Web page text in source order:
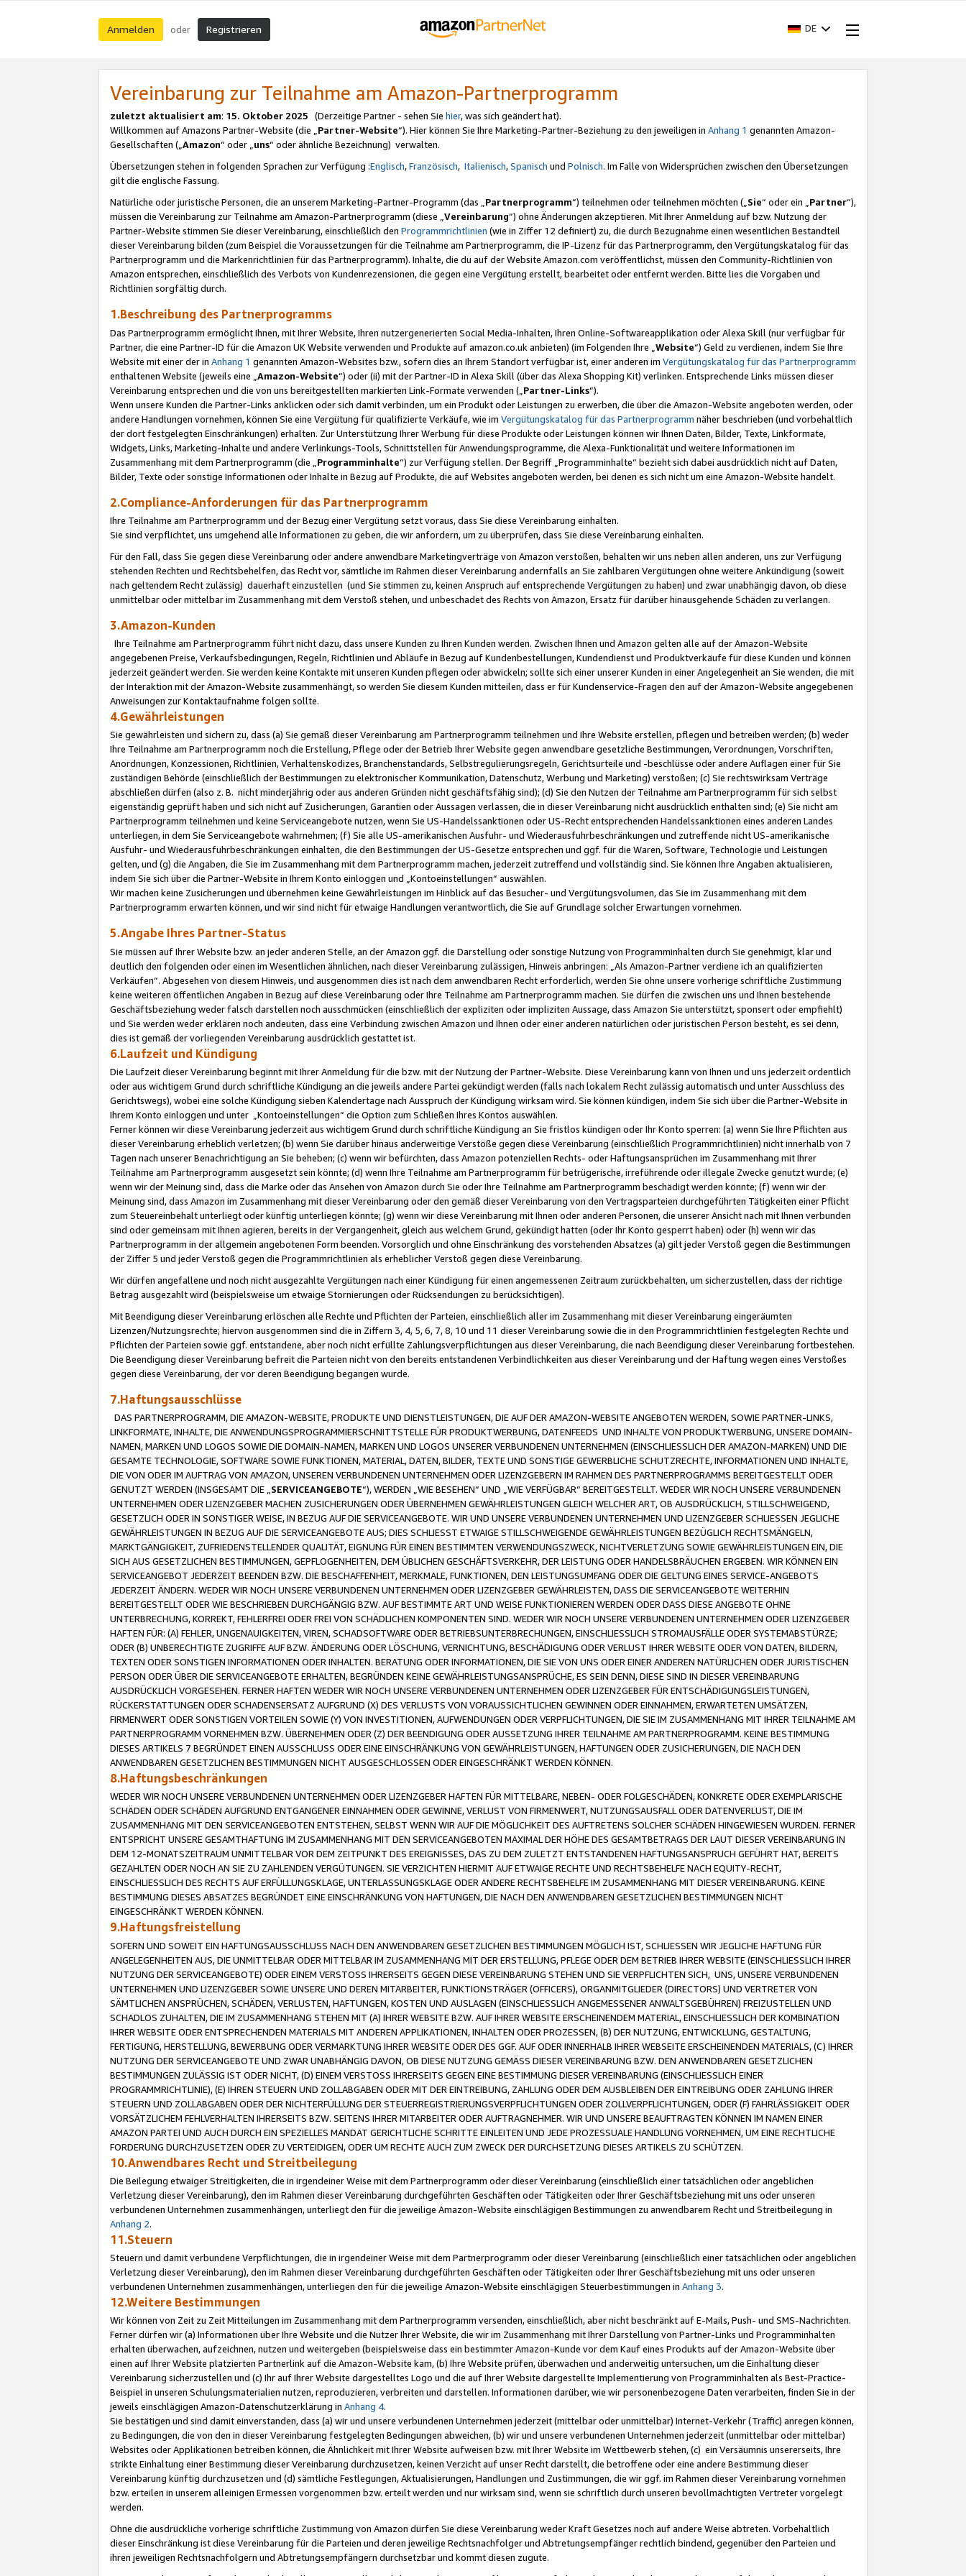
Anmelden oder Registrieren DE
Vereinbarung zur Teilnahme am Amazon-Partnerprogramm
zuletzt aktualisiert am: 15. Oktober 2025 (Derzeitige Partner - sehen Sie hier, was sich geändert hat).
Willkommen auf Amazons Partner-Website (die „Partner-Website“). Hier können Sie Ihre Marketing-Partner-Beziehung zu den jeweiligen in Anhang 1 genannten Amazon-
Gesellschaften („Amazon“ oder „uns“ oder ähnliche Bezeichnung) verwalten.
Übersetzungen stehen in folgenden Sprachen zur Verfügung :Englisch,Französisch, Italienisch,Spanisch und Polnisch. Im Falle von Widersprüchen zwischen den Übersetzungen
gilt die englische Fassung.
Natürliche oder juristische Personen, die an unserem Marketing-Partner-Programm (das „Partnerprogramm“) teilnehmen oder teilnehmen möchten („Sie“ oder ein „Partner“),
müssen die Vereinbarung zur Teilnahme am Amazon-Partnerprogramm (diese „Vereinbarung“) ohne Änderungen akzeptieren. Mit Ihrer Anmeldung auf bzw. Nutzung der
Partner-Website stimmen Sie dieser Vereinbarung, einschließlich den Programmrichtlinien (wie in Ziffer 12 definiert) zu, die durch Bezugnahme einen wesentlichen Bestandteil
dieser Vereinbarung bilden (zum Beispiel die Voraussetzungen für die Teilnahme am Partnerprogramm, die IP-Lizenz für das Partnerprogramm, den Vergütungskatalog für das
Partnerprogramm und die Markenrichtlinien für das Partnerprogramm). Inhalte, die du auf der Website Amazon.com veröffentlichst, müssen den Community-Richtlinien von
Amazon entsprechen, einschließlich des Verbots von Kundenrezensionen, die gegen eine Vergütung erstellt, bearbeitet oder entfernt werden. Bitte lies die Vorgaben und
Richtlinien sorgfältig durch.
1.Beschreibung des Partnerprogramms
Das Partnerprogramm ermöglicht Ihnen, mit Ihrer Website, Ihren nutzergenerierten Social Media-Inhalten, Ihren Online-Softwareapplikation oder Alexa Skill (nur verfügbar für
Partner, die eine Partner-ID für die Amazon UK Website verwenden und Produkte auf amazon.co.uk anbieten) (im Folgenden Ihre „ Website“) Geld zu verdienen, indem Sie Ihre
Website mit einer der in Anhang 1 genannten Amazon-Websites bzw., sofern dies an Ihrem Standort verfügbar ist, einer anderen im Vergütungskatalog für das Partnerprogramm
enthaltenen Website (jeweils eine „ Amazon-Website“) oder (ii) mit der Partner-ID in Alexa Skill (über das Alexa Shopping Kit) verlinken. Entsprechende Links müssen dieser
Vereinbarung entsprechen und die von uns bereitgestellten markierten Link-Formate verwenden („ Partner-Links“).
Wenn unsere Kunden die Partner-Links anklicken oder sich damit verbinden, um ein Produkt oder Leistungen zu erwerben, die über die Amazon-Website angeboten werden, oder
andere Handlungen vornehmen, können Sie eine Vergütung für qualifizierte Verkäufe, wie im Vergütungskatalog für das Partnerprogramm näher beschrieben (und vorbehaltlich
der dort festgelegten Einschränkungen) erhalten. Zur Unterstützung Ihrer Werbung für diese Produkte oder Leistungen können wir Ihnen Daten, Bilder, Texte, Linkformate,
Widgets, Links, Marketing-Inhalte und andere Verlinkungs-Tools, Schnittstellen für Anwendungsprogramme, die Alexa-Funktionalität und weitere Informationen im
Zusammenhang mit dem Partnerprogramm (die „ Programminhalte“) zur Verfügung stellen. Der Begriff „Programminhalte“ bezieht sich dabei ausdrücklich nicht auf Daten,
Bilder, Texte oder sonstige Informationen oder Inhalte in Bezug auf Produkte, die auf Websites angeboten werden, bei denen es sich nicht um eine Amazon-Website handelt.
2.Compliance-Anforderungen für das Partnerprogramm
Ihre Teilnahme am Partnerprogramm und der Bezug einer Vergütung setzt voraus, dass Sie diese Vereinbarung einhalten.
Sie sind verpflichtet, uns umgehend alle Informationen zu geben, die wir anfordern, um zu überprüfen, dass Sie diese Vereinbarung einhalten.
Für den Fall, dass Sie gegen diese Vereinbarung oder andere anwendbare Marketingverträge von Amazon verstoßen, behalten wir uns neben allen anderen, uns zur Verfügung
stehenden Rechten und Rechtsbehelfen, das Recht vor, sämtliche im Rahmen dieser Vereinbarung andernfalls an Sie zahlbaren Vergütungen ohne weitere Ankündigung (soweit
nach geltendem Recht zulässig) dauerhaft einzustellen (und Sie stimmen zu, keinen Anspruch auf entsprechende Vergütungen zu haben) und zwar unabhängig davon, ob diese
unmittelbar oder mittelbar im Zusammenhang mit dem Verstoß stehen, und unbeschadet des Rechts von Amazon, Ersatz für darüber hinausgehende Schäden zu verlangen.
3.Amazon-Kunden
Ihre Teilnahme am Partnerprogramm führt nicht dazu, dass unsere Kunden zu Ihren Kunden werden. Zwischen Ihnen und Amazon gelten alle auf der Amazon-Website
angegebenen Preise, Verkaufsbedingungen, Regeln, Richtlinien und Abläufe in Bezug auf Kundenbestellungen, Kundendienst und Produktverkäufe für diese Kunden und können
jederzeit geändert werden. Sie werden keine Kontakte mit unseren Kunden pflegen oder abwickeln; sollte sich einer unserer Kunden in einer Angelegenheit an Sie wenden, die mit
der Interaktion mit der Amazon-Website zusammenhängt, so werden Sie diesem Kunden mitteilen, dass er für Kundenservice-Fragen den auf der Amazon-Website angegebenen
Anweisungen zur Kontaktaufnahme folgen sollte.
4.Gewährleistungen
Sie gewährleisten und sichern zu, dass (a) Sie gemäß dieser Vereinbarung am Partnerprogramm teilnehmen und Ihre Website erstellen, pflegen und betreiben werden; (b) weder
Ihre Teilnahme am Partnerprogramm noch die Erstellung, Pflege oder der Betrieb Ihrer Website gegen anwendbare gesetzliche Bestimmungen, Verordnungen, Vorschriften,
Anordnungen, Konzessionen, Richtlinien, Verhaltenskodizes, Branchenstandards, Selbstregulierungsregeln, Gerichtsurteile und -beschlüsse oder andere Auflagen einer für Sie
zuständigen Behörde (einschließlich der Bestimmungen zu elektronischer Kommunikation, Datenschutz, Werbung und Marketing) verstoßen; (c) Sie rechtswirksam Verträge
abschließen dürfen (also z. B. nicht minderjährig oder aus anderen Gründen nicht geschäftsfähig sind); (d) Sie den Nutzen der Teilnahme am Partnerprogramm für sich selbst
eigenständig geprüft haben und sich nicht auf Zusicherungen, Garantien oder Aussagen verlassen, die in dieser Vereinbarung nicht ausdrücklich enthalten sind; (e) Sie nicht am
Partnerprogramm teilnehmen und keine Serviceangebote nutzen, wenn Sie US-Handelssanktionen oder US-Recht entsprechenden Handelssanktionen eines anderen Landes
unterliegen, in dem Sie Serviceangebote wahrnehmen; (f) Sie alle US-amerikanischen Ausfuhr- und Wiederausfuhrbeschränkungen und zutreffende nicht US-amerikanische
Ausfuhr- und Wiederausfuhrbeschränkungen einhalten, die den Bestimmungen der US-Gesetze entsprechen und ggf. für die Waren, Software, Technologie und Leistungen
gelten, und (g) die Angaben, die Sie im Zusammenhang mit dem Partnerprogramm machen, jederzeit zutreffend und vollständig sind. Sie können Ihre Angaben aktualisieren,
indem Sie sich über die Partner-Website in Ihrem Konto einloggen und „Kontoeinstellungen“ auswählen.
Wir machen keine Zusicherungen und übernehmen keine Gewährleistungen im Hinblick auf das Besucher- und Vergütungsvolumen, das Sie im Zusammenhang mit dem
Partnerprogramm erwarten können, und wir sind nicht für etwaige Handlungen verantwortlich, die Sie auf Grundlage solcher Erwartungen vornehmen.
5.Angabe Ihres Partner-Status
Sie müssen auf Ihrer Website bzw. an jeder anderen Stelle, an der Amazon ggf. die Darstellung oder sonstige Nutzung von Programminhalten durch Sie genehmigt, klar und
deutlich den folgenden oder einen im Wesentlichen ähnlichen, nach dieser Vereinbarung zulässigen, Hinweis anbringen: „Als Amazon-Partner verdiene ich an qualifizierten
Verkäufen“. Abgesehen von diesem Hinweis, und ausgenommen dies ist nach dem anwendbaren Recht erforderlich, werden Sie ohne unsere vorherige schriftliche Zustimmung
keine weiteren öffentlichen Angaben in Bezug auf diese Vereinbarung oder Ihre Teilnahme am Partnerprogramm machen. Sie dürfen die zwischen uns und Ihnen bestehende
Geschäftsbeziehung weder falsch darstellen noch ausschmücken (einschließlich der expliziten oder impliziten Aussage, dass Amazon Sie unterstützt, sponsert oder empfiehlt)
und Sie werden weder erklären noch andeuten, dass eine Verbindung zwischen Amazon und Ihnen oder einer anderen natürlichen oder juristischen Person besteht, es sei denn,
dies ist gemäß der vorliegenden Vereinbarung ausdrücklich gestattet ist.
6.Laufzeit und Kündigung
Die Laufzeit dieser Vereinbarung beginnt mit Ihrer Anmeldung für die bzw. mit der Nutzung der Partner-Website. Diese Vereinbarung kann von Ihnen und uns jederzeit ordentlich
oder aus wichtigem Grund durch schriftliche Kündigung an die jeweils andere Partei gekündigt werden (falls nach lokalem Recht zulässig automatisch und unter Ausschluss des
Gerichtswegs), wobei eine solche Kündigung sieben Kalendertage nach Ausspruch der Kündigung wirksam wird. Sie können kündigen, indem Sie sich über die Partner-Website in
Ihrem Konto einloggen und unter „Kontoeinstellungen“ die Option zum Schließen Ihres Kontos auswählen.
Ferner können wir diese Vereinbarung jederzeit aus wichtigem Grund durch schriftliche Kündigung an Sie fristlos kündigen oder Ihr Konto sperren: (a) wenn Sie Ihre Pflichten aus
dieser Vereinbarung erheblich verletzen; (b) wenn Sie darüber hinaus anderweitige Verstöße gegen diese Vereinbarung (einschließlich Programmrichtlinien) nicht innerhalb von 7
Tagen nach unserer Benachrichtigung an Sie beheben; (c) wenn wir befürchten, dass Amazon potenziellen Rechts- oder Haftungsansprüchen im Zusammenhang mit Ihrer
Teilnahme am Partnerprogramm ausgesetzt sein könnte; (d) wenn Ihre Teilnahme am Partnerprogramm für betrügerische, irreführende oder illegale Zwecke genutzt wurde; (e)
wenn wir der Meinung sind, dass die Marke oder das Ansehen von Amazon durch Sie oder Ihre Teilnahme am Partnerprogramm beschädigt werden könnte; (f) wenn wir der
Meinung sind, dass Amazon im Zusammenhang mit dieser Vereinbarung oder den gemäß dieser Vereinbarung von den Vertragsparteien durchgeführten Tätigkeiten einer Pflicht
zum Steuereinbehalt unterliegt oder künftig unterliegen könnte; (g) wenn wir diese Vereinbarung mit Ihnen oder anderen Personen, die unserer Ansicht nach mit Ihnen verbunden
sind oder gemeinsam mit Ihnen agieren, bereits in der Vergangenheit, gleich aus welchem Grund, gekündigt hatten (oder Ihr Konto gesperrt haben) oder (h) wenn wir das
Partnerprogramm in der allgemein angebotenen Form beenden. Vorsorglich und ohne Einschränkung des vorstehenden Absatzes (a) gilt jeder Verstoß gegen die Bestimmungen
der Ziffer 5 und jeder Verstoß gegen die Programmrichtlinien als erheblicher Verstoß gegen diese Vereinbarung.
Wir dürfen angefallene und noch nicht ausgezahlte Vergütungen nach einer Kündigung für einen angemessenen Zeitraum zurückbehalten, um sicherzustellen, dass der richtige
Betrag ausgezahlt wird (beispielsweise um etwaige Stornierungen oder Rücksendungen zu berücksichtigen).
Mit Beendigung dieser Vereinbarung erlöschen alle Rechte und Pflichten der Parteien, einschließlich aller im Zusammenhang mit dieser Vereinbarung eingeräumten
Lizenzen/Nutzungsrechte; hiervon ausgenommen sind die in Ziffern 3, 4, 5, 6, 7, 8, 10 und 11 dieser Vereinbarung sowie die in den Programmrichtlinien festgelegten Rechte und
Pflichten der Parteien sowie ggf. entstandene, aber noch nicht erfüllte Zahlungsverpflichtungen aus dieser Vereinbarung, die nach Beendigung dieser Vereinbarung fortbestehen.
Die Beendigung dieser Vereinbarung befreit die Parteien nicht von den bereits entstandenen Verbindlichkeiten aus dieser Vereinbarung und der Haftung wegen eines Verstoßes
gegen diese Vereinbarung, der vor deren Beendigung begangen wurde.
7.Haftungsausschlüsse
DAS PARTNERPROGRAMM, DIE AMAZON-WEBSITE, PRODUKTE UND DIENSTLEISTUNGEN, DIE AUF DER AMAZON-WEBSITE ANGEBOTEN WERDEN, SOWIE PARTNER-LINKS,
LINKFORMATE, INHALTE, DIE ANWENDUNGSPROGRAMMIERSCHNITTSTELLE FÜR PRODUKTWERBUNG, DATENFEEDS UND INHALTE VON PRODUKTWERBUNG, UNSERE DOMAIN-
NAMEN, MARKEN UND LOGOS SOWIE DIE DOMAIN-NAMEN, MARKEN UND LOGOS UNSERER VERBUNDENEN UNTERNEHMEN (EINSCHLIESSLICH DER AMAZON-MARKEN) UND DIE
GESAMTE TECHNOLOGIE, SOFTWARE SOWIE FUNKTIONEN, MATERIAL, DATEN, BILDER, TEXTE UND SONSTIGE GEWERBLICHE SCHUTZRECHTE, INFORMATIONEN UND INHALTE,
DIE VON ODER IM AUFTRAG VON AMAZON, UNSEREN VERBUNDENEN UNTERNEHMEN ODER LIZENZGEBERN IM RAHMEN DES PARTNERPROGRAMMS BEREITGESTELLT ODER
GENUTZT WERDEN (INSGESAMT DIE „ SERVICEANGEBOTE“), WERDEN „WIE BESEHEN“ UND „WIE VERFÜGBAR“ BEREITGESTELLT. WEDER WIR NOCH UNSERE VERBUNDENEN
UNTERNEHMEN ODER LIZENZGEBER MACHEN ZUSICHERUNGEN ODER ÜBERNEHMEN GEWÄHRLEISTUNGEN GLEICH WELCHER ART, OB AUSDRÜCKLICH, STILLSCHWEIGEND,
GESETZLICH ODER IN SONSTIGER WEISE, IN BEZUG AUF DIE SERVICEANGEBOTE. WIR UND UNSERE VERBUNDENEN UNTERNEHMEN UND LIZENZGEBER SCHLIESSEN JEGLICHE
GEWÄHRLEISTUNGEN IN BEZUG AUF DIE SERVICEANGEBOTE AUS; DIES SCHLIESST ETWAIGE STILLSCHWEIGENDE GEWÄHRLEISTUNGEN BEZÜGLICH RECHTSMÄNGELN,
MARKTGÄNGIGKEIT, ZUFRIEDENSTELLENDER QUALITÄT, EIGNUNG FÜR EINEN BESTIMMTEN VERWENDUNGSZWECK, NICHTVERLETZUNG SOWIE GEWÄHRLEISTUNGEN EIN, DIE
SICH AUS GESETZLICHEN BESTIMMUNGEN, GEPFLOGENHEITEN, DEM ÜBLICHEN GESCHÄFTSVERKEHR, DER LEISTUNG ODER HANDELSBRÄUCHEN ERGEBEN. WIR KÖNNEN EIN
SERVICEANGEBOT JEDERZEIT BEENDEN BZW. DIE BESCHAFFENHEIT, MERKMALE, FUNKTIONEN, DEN LEISTUNGSUMFANG ODER DIE GELTUNG EINES SERVICE-ANGEBOTS
JEDERZEIT ÄNDERN. WEDER WIR NOCH UNSERE VERBUNDENEN UNTERNEHMEN ODER LIZENZGEBER GEWÄHRLEISTEN, DASS DIE SERVICEANGEBOTE WEITERHIN
BEREITGESTELLT ODER WIE BESCHRIEBEN DURCHGÄNGIG BZW. AUF BESTIMMTE ART UND WEISE FUNKTIONIEREN WERDEN ODER DASS DIESE ANGEBOTE OHNE
UNTERBRECHUNG, KORREKT, FEHLERFREI ODER FREI VON SCHÄDLICHEN KOMPONENTEN SIND. WEDER WIR NOCH UNSERE VERBUNDENEN UNTERNEHMEN ODER LIZENZGEBER
HAFTEN FÜR: (A) FEHLER, UNGENAUIGKEITEN, VIREN, SCHADSOFTWARE ODER BETRIEBSUNTERBRECHUNGEN, EINSCHLIESSLICH STROMAUSFÄLLE ODER SYSTEMABSTÜRZE;
ODER (B) UNBERECHTIGTE ZUGRIFFE AUF BZW. ÄNDERUNG ODER LÖSCHUNG, VERNICHTUNG, BESCHÄDIGUNG ODER VERLUST IHRER WEBSITE ODER VON DATEN, BILDERN,
TEXTEN ODER SONSTIGEN INFORMATIONEN ODER INHALTEN. BERATUNG ODER INFORMATIONEN, DIE SIE VON UNS ODER EINER ANDEREN NATÜRLICHEN ODER JURISTISCHEN
PERSON ODER ÜBER DIE SERVICEANGEBOTE ERHALTEN, BEGRÜNDEN KEINE GEWÄHRLEISTUNGSANSPRÜCHE, ES SEIN DENN, DIESE SIND IN DIESER VEREINBARUNG
AUSDRÜCKLICH VORGESEHEN. FERNER HAFTEN WEDER WIR NOCH UNSERE VERBUNDENEN UNTERNEHMEN ODER LIZENZGEBER FÜR ENTSCHÄDIGUNGSLEISTUNGEN,
RÜCKERSTATTUNGEN ODER SCHADENSERSATZ AUFGRUND (X) DES VERLUSTS VON VORAUSSICHTLICHEN GEWINNEN ODER EINNAHMEN, ERWARTETEN UMSÄTZEN,
FIRMENWERT ODER SONSTIGEN VORTEILEN SOWIE (Y) VON INVESTITIONEN, AUFWENDUNGEN ODER VERPFLICHTUNGEN, DIE SIE IM ZUSAMMENHANG MIT IHRER TEILNAHME AM
PARTNERPROGRAMM VORNEHMEN BZW. ÜBERNEHMEN ODER (Z) DER BEENDIGUNG ODER AUSSETZUNG IHRER TEILNAHME AM PARTNERPROGRAMM. KEINE BESTIMMUNG
DIESES ARTIKELS 7 BEGRÜNDET EINEN AUSSCHLUSS ODER EINE EINSCHRÄNKUNG VON GEWÄHRLEISTUNGEN, HAFTUNGEN ODER ZUSICHERUNGEN, DIE NACH DEN
ANWENDBAREN GESETZLICHEN BESTIMMUNGEN NICHT AUSGESCHLOSSEN ODER EINGESCHRÄNKT WERDEN KÖNNEN.
8.Haftungsbeschränkungen
WEDER WIR NOCH UNSERE VERBUNDENEN UNTERNEHMEN ODER LIZENZGEBER HAFTEN FÜR MITTELBARE, NEBEN- ODER FOLGESCHÄDEN, KONKRETE ODER EXEMPLARISCHE
SCHÄDEN ODER SCHÄDEN AUFGRUND ENTGANGENER EINNAHMEN ODER GEWINNE, VERLUST VON FIRMENWERT, NUTZUNGSAUSFALL ODER DATENVERLUST, DIE IM
ZUSAMMENHANG MIT DEN SERVICEANGEBOTEN ENTSTEHEN, SELBST WENN WIR AUF DIE MÖGLICHKEIT DES AUFTRETENS SOLCHER SCHÄDEN HINGEWIESEN WURDEN. FERNER
ENTSPRICHT UNSERE GESAMTHAFTUNG IM ZUSAMMENHANG MIT DEN SERVICEANGEBOTEN MAXIMAL DER HÖHE DES GESAMTBETRAGS DER LAUT DIESER VEREINBARUNG IN
DEM 12-MONATSZEITRAUM UNMITTELBAR VOR DEM ZEITPUNKT DES EREIGNISSES, DAS ZU DEM ZULETZT ENTSTANDENEN HAFTUNGSANSPRUCH GEFÜHRT HAT, BEREITS
GEZAHLTEN ODER NOCH AN SIE ZU ZAHLENDEN VERGÜTUNGEN. SIE VERZICHTEN HIERMIT AUF ETWAIGE RECHTE UND RECHTSBEHELFE NACH EQUITY-RECHT,
EINSCHLIESSLICH DES RECHTS AUF ERFÜLLUNGSKLAGE, UNTERLASSUNGSKLAGE ODER ANDERE RECHTSBEHELFE IM ZUSAMMENHANG MIT DIESER VEREINBARUNG. KEINE
BESTIMMUNG DIESES ABSATZES BEGRÜNDET EINE EINSCHRÄNKUNG VON HAFTUNGEN, DIE NACH DEN ANWENDBAREN GESETZLICHEN BESTIMMUNGEN NICHT
EINGESCHRÄNKT WERDEN KÖNNEN.
9.Haftungsfreistellung
SOFERN UND SOWEIT EIN HAFTUNGSAUSSCHLUSS NACH DEN ANWENDBAREN GESETZLICHEN BESTIMMUNGEN MÖGLICH IST, SCHLIESSEN WIR JEGLICHE HAFTUNG FÜR
ANGELEGENHEITEN AUS, DIE UNMITTELBAR ODER MITTELBAR IM ZUSAMMENHANG MIT DER ERSTELLUNG, PFLEGE ODER DEM BETRIEB IHRER WEBSITE (EINSCHLIESSLICH IHRER
NUTZUNG DER SERVICEANGEBOTE) ODER EINEM VERSTOSS IHRERSEITS GEGEN DIESE VEREINBARUNG STEHEN UND SIE VERPFLICHTEN SICH, UNS, UNSERE VERBUNDENEN
UNTERNEHMEN UND LIZENZGEBER SOWIE UNSERE UND DEREN MITARBEITER, FUNKTIONSTRÄGER (OFFICERS), ORGANMITGLIEDER (DIRECTORS) UND VERTRETER VON
SÄMTLICHEN ANSPRÜCHEN, SCHÄDEN, VERLUSTEN, HAFTUNGEN, KOSTEN UND AUSLAGEN (EINSCHLIESSLICH ANGEMESSENER ANWALTSGEBÜHREN) FREIZUSTELLEN UND
SCHADLOS ZUHALTEN, DIE IM ZUSAMMENHANG STEHEN MIT (A) IHRER WEBSITE BZW. AUF IHRER WEBSITE ERSCHEINENDEM MATERIAL, EINSCHLIESSLICH DER KOMBINATION
IHRER WEBSITE ODER ENTSPRECHENDEN MATERIALS MIT ANDEREN APPLIKATIONEN, INHALTEN ODER PROZESSEN, (B) DER NUTZUNG, ENTWICKLUNG, GESTALTUNG,
FERTIGUNG, HERSTELLUNG, BEWERBUNG ODER VERMARKTUNG IHRER WEBSITE ODER DES GGF. AUF ODER INNERHALB IHRER WEBSEITE ERSCHEINENDEN MATERIALS, (C) IHRER
NUTZUNG DER SERVICEANGEBOTE UND ZWAR UNABHÄNGIG DAVON, OB DIESE NUTZUNG GEMÄSS DIESER VEREINBARUNG BZW. DEN ANWENDBAREN GESETZLICHEN
BESTIMMUNGEN ZULÄSSIG IST ODER NICHT, (D) EINEM VERSTOSS IHRERSEITS GEGEN EINE BESTIMMUNG DIESER VEREINBARUNG (EINSCHLIESSLICH EINER
PROGRAMMRICHTLINIE), (E) IHREN STEUERN UND ZOLLABGABEN ODER MIT DER EINTREIBUNG, ZAHLUNG ODER DEM AUSBLEIBEN DER EINTREIBUNG ODER ZAHLUNG IHRER
STEUERN UND ZOLLABGABEN ODER DER NICHTERFÜLLUNG DER STEUERREGISTRIERUNGSVERPFLICHTUNGEN ODER ZOLLVERPFLICHTUNGEN, ODER (F) FAHRLÄSSIGKEIT ODER
VORSÄTZLICHEM FEHLVERHALTEN IHRERSEITS BZW. SEITENS IHRER MITARBEITER ODER AUFTRAGNEHMER. WIR UND UNSERE BEAUFTRAGTEN KÖNNEN IM NAMEN EINER
AMAZON PARTEI UND AUCH DURCH EIN SPEZIELLES MANDAT GERICHTLICHE SCHRITTE EINLEITEN UND JEDE PROZESSUALE HANDLUNG VORNEHMEN, UM EINE RECHTLICHE
FORDERUNG DURCHZUSETZEN ODER ZU VERTEIDIGEN, ODER UM RECHTE AUCH ZUM ZWECK DER DURCHSETZUNG DIESES ARTIKELS ZU SCHÜTZEN.
10.Anwendbares Recht und Streitbeilegung
Die Beilegung etwaiger Streitigkeiten, die in irgendeiner Weise mit dem Partnerprogramm oder dieser Vereinbarung (einschließlich einer tatsächlichen oder angeblichen
Verletzung dieser Vereinbarung), den im Rahmen dieser Vereinbarung durchgeführten Geschäften oder Tätigkeiten oder Ihrer Geschäftsbeziehung mit uns oder unseren
verbundenen Unternehmen zusammenhängen, unterliegt den für die jeweilige Amazon-Website einschlägigen Bestimmungen zu anwendbarem Recht und Streitbeilegung in
Anhang 2.
11.Steuern
Steuern und damit verbundene Verpflichtungen, die in irgendeiner Weise mit dem Partnerprogramm oder dieser Vereinbarung (einschließlich einer tatsächlichen oder angeblichen
Verletzung dieser Vereinbarung), den im Rahmen dieser Vereinbarung durchgeführten Geschäften oder Tätigkeiten oder Ihrer Geschäftsbeziehung mit uns oder unseren
verbundenen Unternehmen zusammenhängen, unterliegen den für die jeweilige Amazon-Website einschlägigen Steuerbestimmungen in Anhang 3.
12.Weitere Bestimmungen
Wir können von Zeit zu Zeit Mitteilungen im Zusammenhang mit dem Partnerprogramm versenden, einschließlich, aber nicht beschränkt auf E-Mails, Push- und SMS-Nachrichten.
Ferner dürfen wir (a) Informationen über Ihre Website und die Nutzer Ihrer Website, die wir im Zusammenhang mit Ihrer Darstellung von Partner-Links und Programminhalten
erhalten überwachen, aufzeichnen, nutzen und weitergeben (beispielsweise dass ein bestimmter Amazon-Kunde vor dem Kauf eines Produkts auf der Amazon-Website über
einen auf Ihrer Website platzierten Partnerlink auf die Amazon-Website kam, (b) Ihre Website prüfen, überwachen und anderweitig untersuchen, um die Einhaltung dieser
Vereinbarung sicherzustellen und (c) Ihr auf Ihrer Website dargestelltes Logo und die auf Ihrer Website dargestellte Implementierung von Programminhalten als Best-Practice-
Beispiel in unseren Schulungsmaterialien nutzen, reproduzieren, verbreiten und darstellen. Informationen darüber, wie wir personenbezogene Daten verarbeiten, finden Sie in der
jeweils einschlägigen Amazon-Datenschutzerklärung in Anhang 4.
Sie bestätigen und sind damit einverstanden, dass (a) wir und unsere verbundenen Unternehmen jederzeit (mittelbar oder unmittelbar) Internet-Verkehr (Traffic) anregen können,
zu Bedingungen, die von den in dieser Vereinbarung festgelegten Bedingungen abweichen, (b) wir und unsere verbundenen Unternehmen jederzeit (unmittelbar oder mittelbar)
Websites oder Applikationen betreiben können, die Ähnlichkeit mit Ihrer Website aufweisen bzw. mit Ihrer Website im Wettbewerb stehen, (c) ein Versäumnis unsererseits, Ihre
strikte Einhaltung einer Bestimmung dieser Vereinbarung durchzusetzen, keinen Verzicht auf unser Recht darstellt, die betroffene oder eine andere Bestimmung dieser
Vereinbarung künftig durchzusetzen und (d) sämtliche Festlegungen, Aktualisierungen, Handlungen und Zustimmungen, die wir ggf. im Rahmen dieser Vereinbarung vornehmen
bzw. erteilen in unserem alleinigen Ermessen vorgenommen bzw. erteilt werden und nur wirksam sind, wenn sie schriftlich durch unseren bevollmächtigten Vertreter vorgelegt
werden.
Ohne die ausdrückliche vorherige schriftliche Zustimmung von Amazon dürfen Sie diese Vereinbarung weder Kraft Gesetzes noch auf andere Weise abtreten. Vorbehaltlich
dieser Einschränkung ist diese Vereinbarung für die Parteien und deren jeweilige Rechtsnachfolger und Abtretungsempfänger rechtlich bindend, gegenüber den Parteien und
ihren jeweiligen Rechtsnachfolgern und Abtretungsempfängern durchsetzbar und kommt diesen zugute.